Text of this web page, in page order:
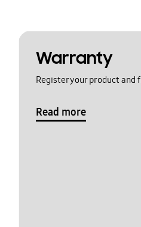
Warranty
Register your product and
Read more